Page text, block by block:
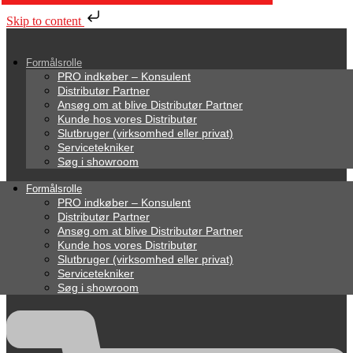
Skip to content
Formålsrolle
PRO indkøber – Konsulent
Distributør Partner
Ansøg om at blive Distributør Partner
Kunde hos vores Distributør
Slutbruger (virksomhed eller privat)
Servicetekniker
Søg i showroom
Formålsrolle
PRO indkøber – Konsulent
Distributør Partner
Ansøg om at blive Distributør Partner
Kunde hos vores Distributør
Slutbruger (virksomhed eller privat)
Servicetekniker
Søg i showroom